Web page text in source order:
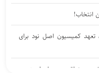
انتخاب!
کمیسیون اصل نود برای
در منطقه در جریان است